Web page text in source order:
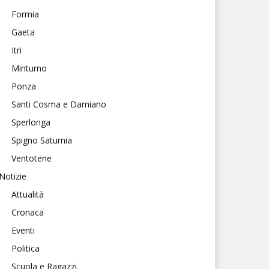
Formia
Gaeta
Itri
Minturno
Ponza
Santi Cosma e Damiano
Sperlonga
Spigno Saturnia
Ventotene
Attualità
Cronaca
Eventi
Politica
Scuola e Ragazzi